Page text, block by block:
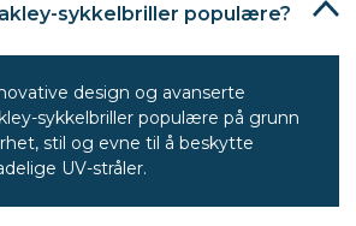
sykkelbriller populære?
design og avanserte
sykkelbriller populære på grunn
stil og evne til å beskytte
UV-stråler.